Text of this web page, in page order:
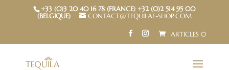
+33 (0)3 20 40 16 78 (FRANCE) +32 (0)2 514 95 00
(BELGIQUE)
CONTACT@TEQUILAE-SHOP.COM
ARTICLES 0